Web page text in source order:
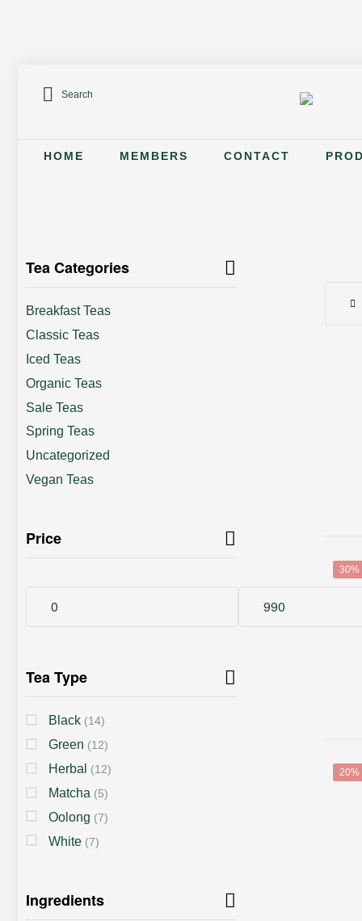
Search
HOME MEMBERS CONTACT
30%
20%
Tea Categories
Breakfast Teas
Classic Teas
Iced Teas
Organic Teas
Sale Teas
Spring Teas
Uncategorized
Vegan Teas
Price
Tea Type
Black (14)
Green (12)
Herbal (12)
Matcha (5)
Oolong (7)
White (7)
Ingredients